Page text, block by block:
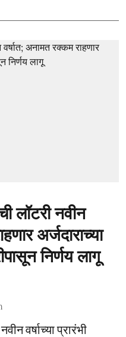
लॉटरी नवीन
अर्जदाराच्या
निर्णय लागू
वर्षाच्या प्रारंभी